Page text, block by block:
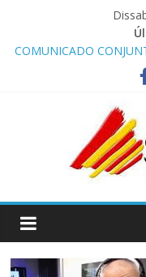
COMUNICADO
Comunicado STAC/
‘Esquadra del
Programa de Radio
STAC/ATC SOLICITAN
OPERATIVA DE
Programa de Radio